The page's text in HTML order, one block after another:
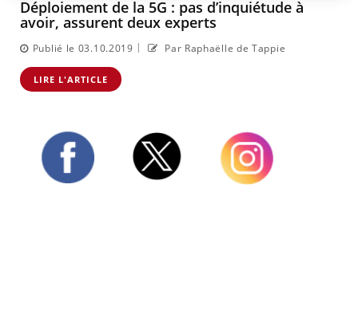
Déploiement de la 5G : pas d’inquiétude à
avoir, assurent deux experts
Publié le 03.10.2019 | Par Raphaëlle de Tappie
LIRE L'ARTICLE